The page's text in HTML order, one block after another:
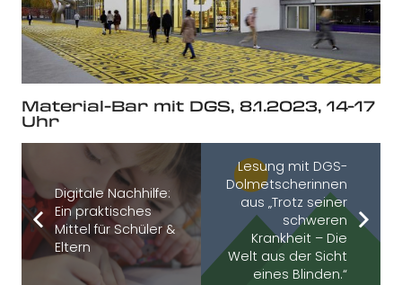
Material-Bar mit DGS, 8.1.2023, 14-17
Uhr
Digitale Nachhilfe:
Ein praktisches
Mittel für Schüler &
Eltern
Lesung mit DGS-
Dolmetscherinnen
aus „Trotz seiner
schweren
Krankheit – Die
Welt aus der Sicht
eines Blinden.“